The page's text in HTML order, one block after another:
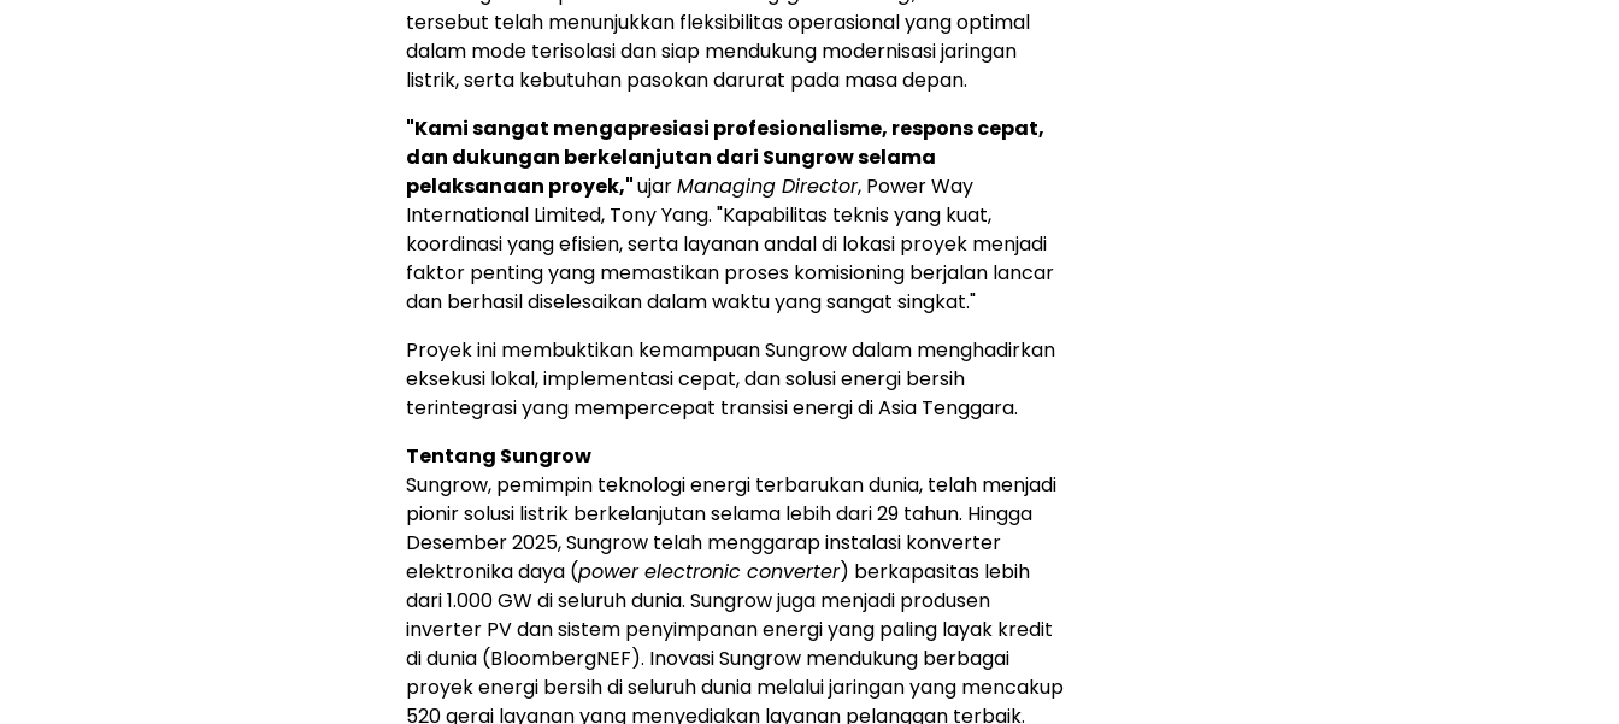
tersebut telah menunjukkan fleksibilitas operasional yang optimal
dalam mode terisolasi dan siap mendukung modernisasi jaringan
listrik, serta kebutuhan pasokan darurat pada masa depan.
"Kami sangat mengapresiasi profesionalisme, respons cepat,
dan dukungan berkelanjutan dari Sungrow selama
pelaksanaan proyek,"ujarManaging Director, Power Way
International Limited, Tony Yang. "Kapabilitas teknis yang kuat,
koordinasi yang efisien, serta layanan andal di lokasi proyek menjadi
faktor penting yang memastikan proses komisioning berjalan lancar
dan berhasil diselesaikan dalam waktu yang sangat singkat."
Proyek ini membuktikan kemampuan Sungrow dalam menghadirkan
eksekusi lokal, implementasi cepat, dan solusi energi bersih
terintegrasi yang mempercepat transisi energi di Asia Tenggara.
Tentang Sungrow
Sungrow, pemimpin teknologi energi terbarukan dunia, telah menjadi
pionir solusi listrik berkelanjutan selama lebih dari 29 tahun. Hingga
Desember 2025, Sungrow telah menggarap instalasi konverter
elektronika daya (power electronic converter) berkapasitas lebih
dari 1.000 GW di seluruh dunia. Sungrow juga menjadi produsen
inverter PV dan sistem penyimpanan energi yang paling layak kredit
di dunia (BloombergNEF). Inovasi Sungrow mendukung berbagai
proyek energi bersih di seluruh dunia melalui jaringan yang mencakup
520 gerai layanan yang menyediakan layanan pelanggan terbaik.